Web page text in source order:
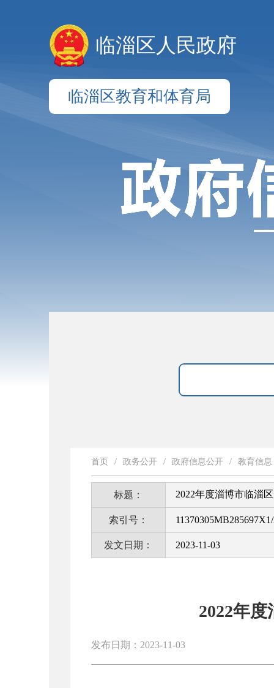
临淄区人民政府
临淄区教育和体育局
首页 / 政务公开 / 政府信息公开 / 教育信息
标题： 2022年度淄博市临淄
索引号：
发文日期： 2023-11-03
2022年
发布日期：2023-11-03